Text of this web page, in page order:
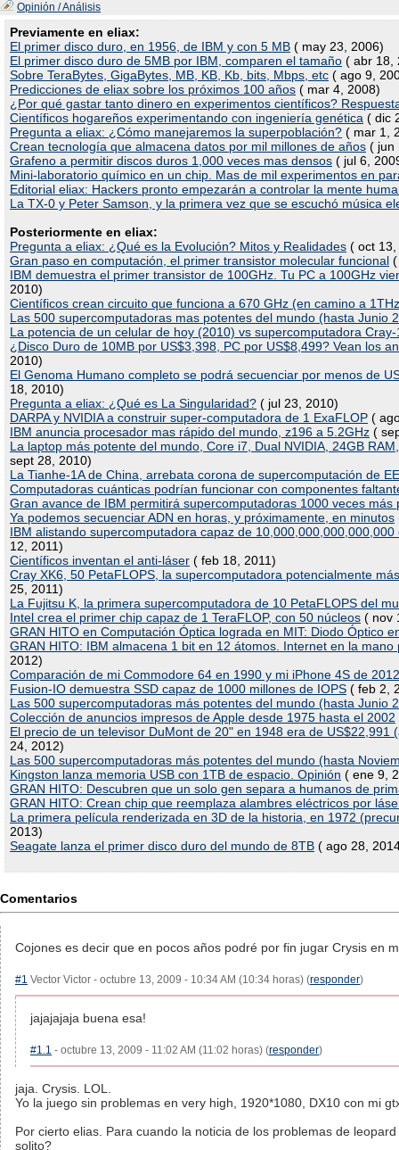
Opinión / Análisis
Previamente en eliax:
El primer disco duro, en 1956, de IBM y con 5 MB ( may 23, 2006)
El primer disco duro de 5MB por IBM, comparen el tamaño ( abr 18,
Sobre TeraBytes, GigaBytes, MB, KB, Kb, bits, Mbps, etc ( ago 9,
Predicciones de eliax sobre los próximos 100 años ( mar 4, 2008)
¿Por qué gastar tanto dinero en experimentos científicos?
Científicos hogareños experimentando con ingeniería genética ( dic
Pregunta a eliax: ¿Cómo manejaremos la superpoblación? ( mar 1,
Crean tecnología que almacena datos por mil millones de años ( jun
Grafeno a permitir discos duros 1,000 veces mas densos ( jul 6,
Mini-laboratorio químico en un chip. Mas de mil experimentos en
Editorial eliax: Hackers pronto empezarán a controlar la mente
La TX-0 y Peter Samson, y la primera vez que se escuchó música
Posteriormente en eliax:
Pregunta a eliax: ¿Qué es la Evolución? Mitos y Realidades ( oct
Gran paso en computación, el primer transistor molecular funcional
IBM demuestra el primer transistor de 100GHz. Tu PC a 100GHz
2010)
Científicos crean circuito que funciona a 670 GHz (en camino a
Las 500 supercomputadoras mas potentes del mundo (hasta Junio
La potencia de un celular de hoy (2010) vs supercomputadora
¿Disco Duro de 10MB por US$3,398, PC por US$8,499? Vean los
2010)
El Genoma Humano completo se podrá secuenciar por menos de
18, 2010)
Pregunta a eliax: ¿Qué es La Singularidad? ( jul 23, 2010)
DARPA y NVIDIA a construir super-computadora de 1 ExaFLOP (
IBM anuncia procesador mas rápido del mundo, z196 a 5.2GHz (
La laptop más potente del mundo, Core i7, Dual NVIDIA, 24GB
sept 28, 2010)
La Tianhe-1A de China, arrebata corona de supercomputación de
Computadoras cuánticas podrían funcionar con componentes
Gran avance de IBM permitirá supercomputadoras 1000 veces más
Ya podemos secuenciar ADN en horas, y próximamente, en minutos
IBM alistando supercomputadora capaz de
12, 2011)
Científicos inventan el anti-láser ( feb 18, 2011)
Cray XK6, 50 PetaFLOPS, la supercomputadora potencialmente
25, 2011)
La Fujitsu K, la primera supercomputadora de 10 PetaFLOPS del
Intel crea el primer chip capaz de 1 TeraFLOP, con 50 núcleos ( nov
GRAN HITO en Computación Óptica lograda en MIT: Diodo Óptico
GRAN HITO: IBM almacena 1 bit en 12 átomos. Internet en la mano
2012)
Comparación de mi Commodore 64 en 1990 y mi iPhone 4S de
Fusion-IO demuestra SSD capaz de 1000 millones de IOPS ( feb 2,
Las 500 supercomputadoras más potentes del mundo (hasta Junio
Colección de anuncios impresos de Apple desde 1975 hasta el 2002
El precio de un televisor DuMont de 20" en 1948 era de US$22,991
24, 2012)
Las 500 supercomputadoras más potentes del mundo (hasta
Kingston lanza memoria USB con 1TB de espacio. Opinión ( ene 9,
GRAN HITO: Descubren que un solo gen separa a humanos de
GRAN HITO: Crean chip que reemplaza alambres eléctricos por
La primera película renderizada en 3D de la historia, en 1972
2013)
Seagate lanza el primer disco duro del mundo de 8TB ( ago 28,
Comentarios
Cojones es decir que en pocos años podré por fin jugar Crysis en
#1 Vector Victor - octubre 13, 2009 - 10:34 AM (10:34 horas) (responder)
jajajajaja buena esa!
#1.1 - octubre 13, 2009 - 11:02 AM (11:02 horas) (responder)
jaja. Crysis. LOL.
Yo la juego sin problemas en very high, 1920*1080, DX10 con mi
Por cierto elias. Para cuando la noticia de los problemas de
solito?